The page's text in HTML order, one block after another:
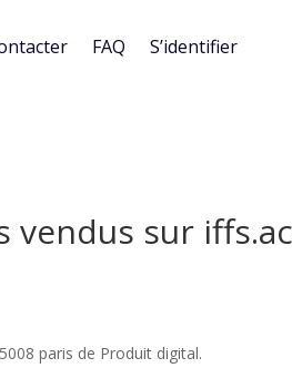
FAQ
S’identifier
sur
paris de Produit digital.